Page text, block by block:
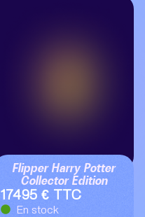
Flipper Harry Potter
Collector Edition
17495 € TTC
En stock